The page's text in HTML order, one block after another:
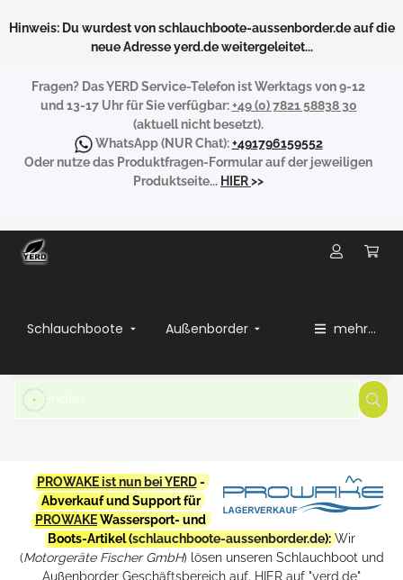
Hinweis: Du wurdest von schlauchboote-aussenborder.de auf die
neue Adresse yerd.de weitergeleitet...
Fragen? Das YERD Service-Telefon ist Werktags von 9-12
und 13-17 Uhr für Sie verfügbar:+49 (0) 7821 58838 30
(aktuell nicht besetzt).
WhatsApp(NUR Chat):+491796159552
Oder nutze das Produktfragen-Formular auf der jeweiligen
Produktseite... HIER>>
Schlauchboote Außenborder mehr...
PROWAKE ist nun bei YERD-
Abverkauf und Support für
PROWAKEWassersport- und
Boots-Artikel (schlauchboote-aussenborder.de): Wir
(Motorgeräte Fischer GmbH) lösen unseren Schlauchboot und
Außenborder Geschäftsbereich auf. HIER auf "yerd.de"